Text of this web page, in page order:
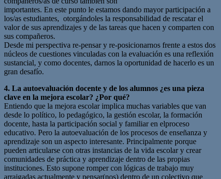
importantes. En este punto le estamos dando mayor participación a
los/as estudiantes, otorgándoles la responsabilidad de rescatar el
valor de sus aprendizajes y de las tareas que hacen y comparten con
sus compañeros.
Desde mi perspectiva re-pensar y re-posicionarnos frente a estos dos
núcleos de cuestiones vinculadas con la evaluación es una reflexión
sustancial, y como docentes, darnos la oportunidad de hacerlo es un
gran desafío.
4. La autoevaluación docente y de los alumnos ¿es una pieza
clave en la mejora escolar? ¿Por qué?
Entiendo que la mejora escolar implica muchas variables que van
desde lo político, lo pedagógico, la gestión escolar, la formación
docente, hasta la participación social y familiar en elproceso
educativo. Pero la autoevaluación de los procesos de enseñanza y
aprendizaje son un aspecto interesante. Principalmente porque
pueden articularse con otras instancias de la vida escolar y crear
comunidades de práctica y aprendizaje dentro de las propias
instituciones. Esto supone romper con lógicas de trabajo muy
arraigadas actualmente y pensar(nos) dentro de un colectivo que